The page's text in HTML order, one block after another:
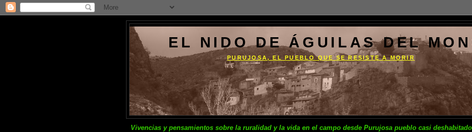
EL NIDO DE ÁGUILAS DEL
PURUJOSA, EL PUEBLO QUE SE RESISTE A MORIR
Vivencias y pensamientos sobre la ruralidad y la vida en el campo desde Purujosa pueblo casi